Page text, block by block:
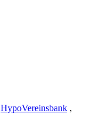
HypoVereinsbank ,